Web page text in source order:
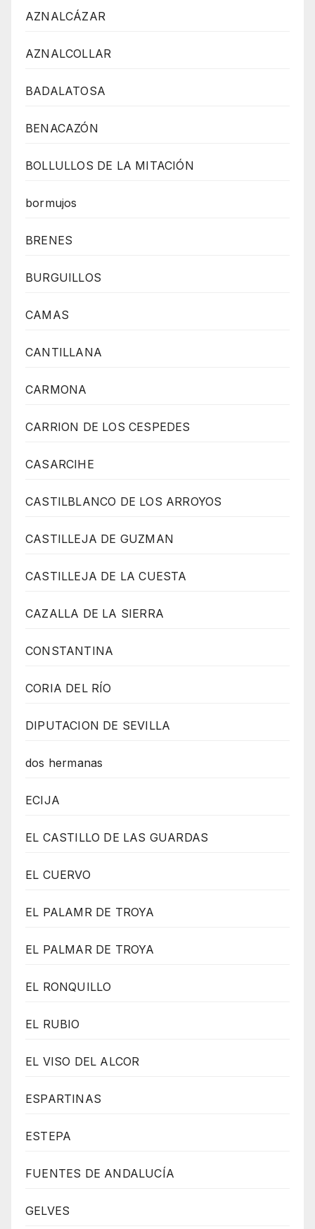
AZNALCÁZAR
AZNALCOLLAR
BADALATOSA
BENACAZÓN
BOLLULLOS DE LA MITACIÓN
bormujos
BRENES
BURGUILLOS
CAMAS
CANTILLANA
CARMONA
CARRION DE LOS CESPEDES
CASARCIHE
CASTILBLANCO DE LOS ARROYOS
CASTILLEJA DE GUZMAN
CASTILLEJA DE LA CUESTA
CAZALLA DE LA SIERRA
CONSTANTINA
CORIA DEL RÍO
DIPUTACION DE SEVILLA
dos hermanas
ECIJA
EL CASTILLO DE LAS GUARDAS
EL CUERVO
EL PALAMR DE TROYA
EL PALMAR DE TROYA
EL RONQUILLO
EL RUBIO
EL VISO DEL ALCOR
ESPARTINAS
ESTEPA
FUENTES DE ANDALUCÍA
GELVES